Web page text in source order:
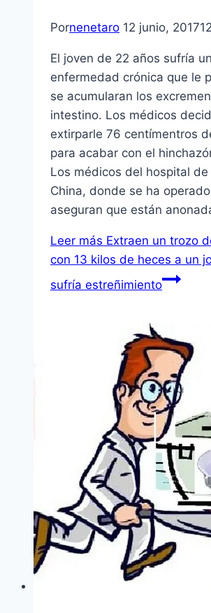
Pornenetaro 12 junio, 2017
El joven de 22 años sufría
enfermedad crónica que le
se acumularan los
intestino. Los médicos
extirparle 76 centímentros
para acabar con el
Los médicos del hospital de
China, donde se ha
aseguran que están
Leer más Extraen un trozo
con 13 kilos de heces a un
sufría estreñimiento